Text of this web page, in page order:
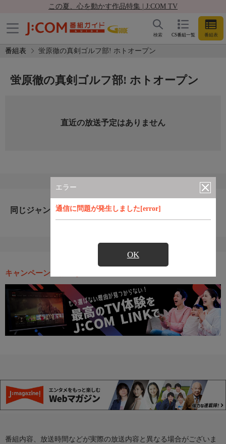
この夏、心を動かす作品特集 | J:COM TV
CS番組一覧 番組表
検索
番組表 蛍原徹の真剣ゴルフ部! ホトオープン
エラー
通信に問題が発生しました[error]
OK
蛍原徹の真剣ゴルフ部! ホトオープン
直近の放送予定はありません
同じジャンルのおすすめ番組
キャンペーン・お得な情報
番組内容、放送時間などが実際の放送内容と異なる場合がございま